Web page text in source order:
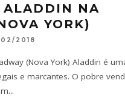
ALADDIN NA
YORK)
02/2018
(Nova York) Aladdin é
e marcantes. O pobre
...